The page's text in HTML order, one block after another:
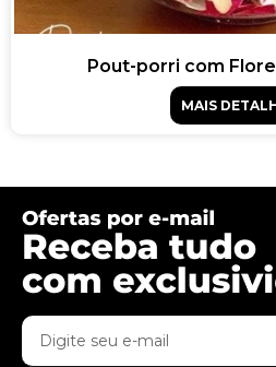
Pout-porri com
MAIS